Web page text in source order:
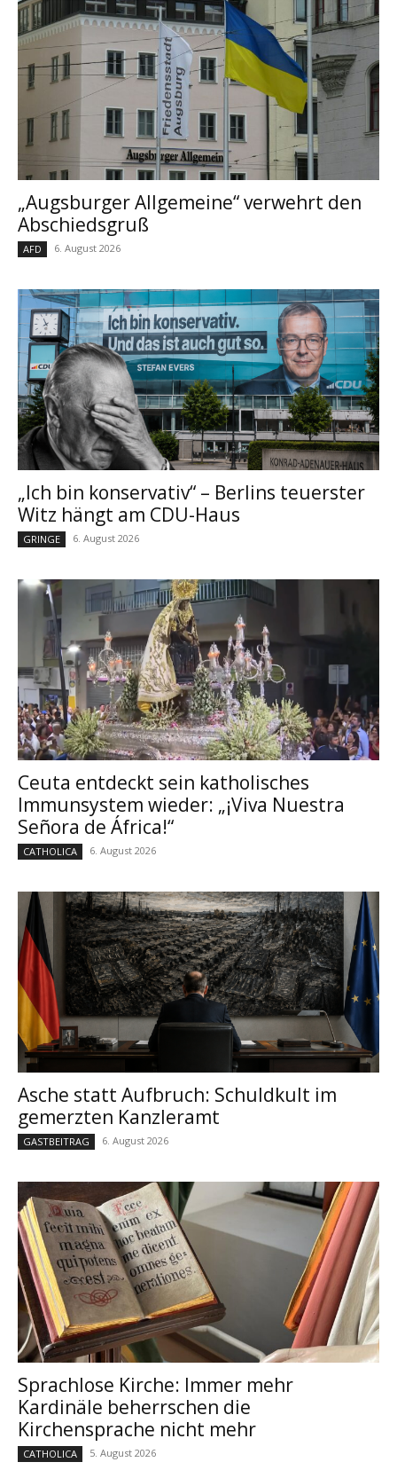
„Augsburger Allgemeine“ verwehrt den
Abschiedsgruß
AFD 6. August 2026
„Ich bin konservativ“ – Berlins teuerster
Witz hängt am CDU-Haus
GRINGE 6. August 2026
Ceuta entdeckt sein katholisches
Immunsystem wieder: „¡Viva Nuestra
Señora de África!“
CATHOLICA 6. August 2026
Asche statt Aufbruch: Schuldkult im
gemerzten Kanzleramt
GASTBEITRAG 6. August 2026
Sprachlose Kirche: Immer mehr
Kardinäle beherrschen die
Kirchensprache nicht mehr
CATHOLICA 5. August 2026